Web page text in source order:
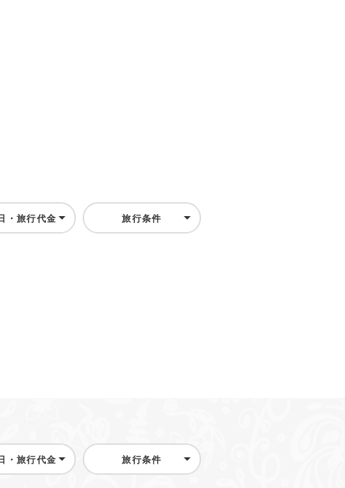
・旅行代金 旅行条件
・旅行代金 旅行条件